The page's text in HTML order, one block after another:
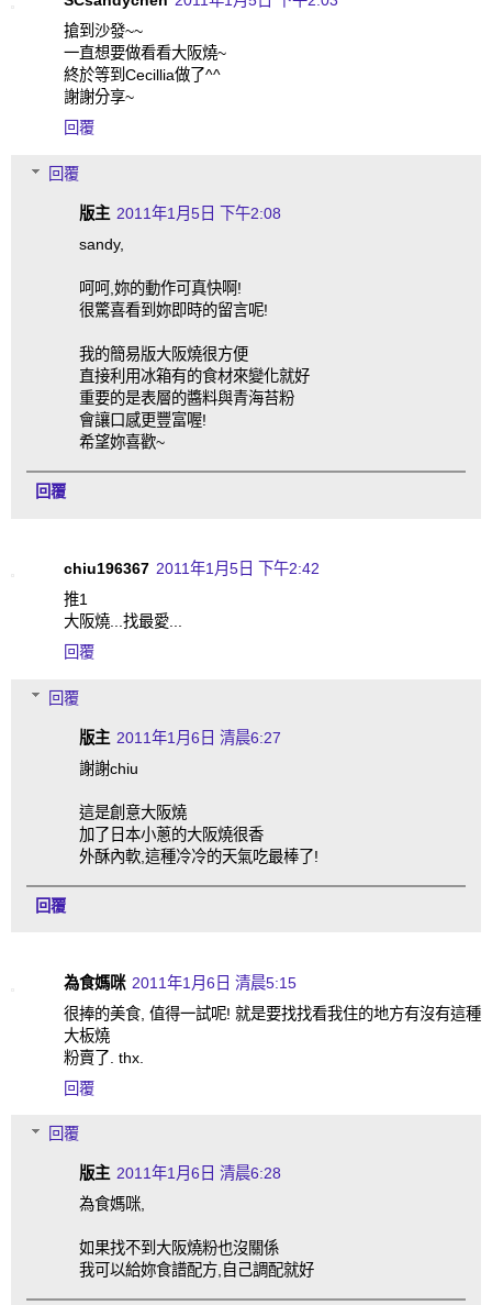
搶到沙發~~
一直想要做看看大阪燒~
終於等到Cecillia做了^^
謝謝分享~
回覆
回覆
版主 2011年1月5日 下午2:08
sandy,
呵呵,妳的動作可真快啊!
很驚喜看到妳即時的留言呢!
我的簡易版大阪燒很方便
直接利用冰箱有的食材來變化就好
重要的是表層的醬料與青海苔粉
會讓口感更豐富喔!
希望妳喜歡~
回覆
chiu196367 2011年1月5日 下午2:42
推1
大阪燒...找最愛...
回覆
回覆
版主 2011年1月6日 清晨6:27
謝謝chiu
這是創意大阪燒
加了日本小蔥的大阪燒很香
外酥內軟,這種冷冷的天氣吃最棒了!
回覆
為食媽咪 2011年1月6日 清晨5:15
很捧的美食, 值得一試呢! 就是要找找看我住的地方有沒有這種
大板燒
粉賣了. thx.
回覆
回覆
版主 2011年1月6日 清晨6:28
為食媽咪,
如果找不到大阪燒粉也沒關係
我可以給妳食譜配方,自己調配就好